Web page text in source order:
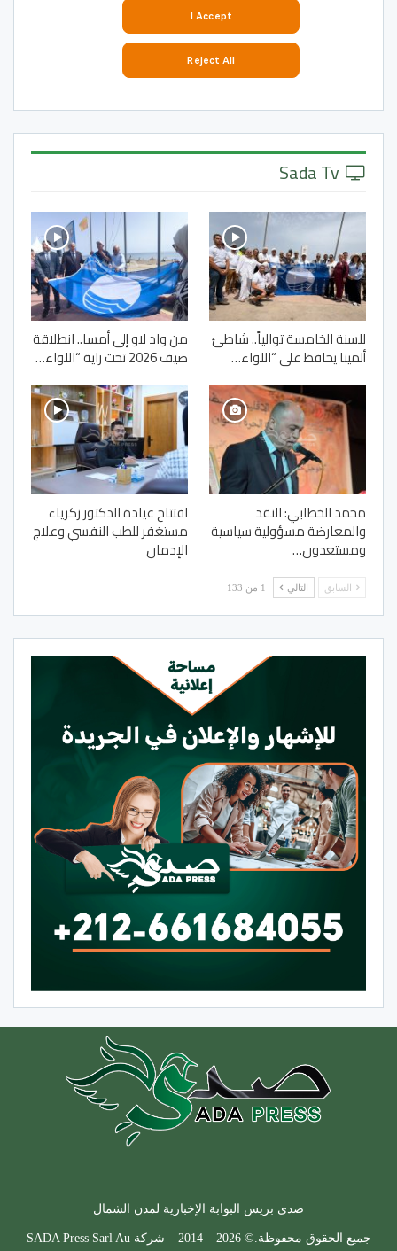
للسنة الخامسة توالياً.. شاطئ
ألمينا يحافظ على “اللواء…
من واد لاو إلى أمسا.. انطلاقة
صيف 2026 تحت راية “اللواء…
محمد الخطابي: النقد
والمعارضة مسؤولية سياسية
ومستعدون…
افتتاح عيادة الدكتور زكرياء
مستغفر للطب النفسي وعلاج
الإدمان
السابق التالي 1 من 133
صدى بريس البوابة الإخبارية لمدن الشمال
جميع الحقوق محفوظة.© 2026 – 2014 – شركة SADA Press Sarl Au